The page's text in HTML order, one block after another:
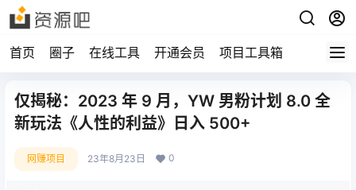
首页 圈子 在线工具 开通会员 项目工具箱
仅揭秘：2023 年 9 月，YW 男粉计划 8.0 全
新玩法《人性的利益》日入 500+
网赚项目 23年8月23日 0